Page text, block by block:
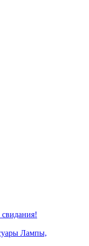
Лампы,